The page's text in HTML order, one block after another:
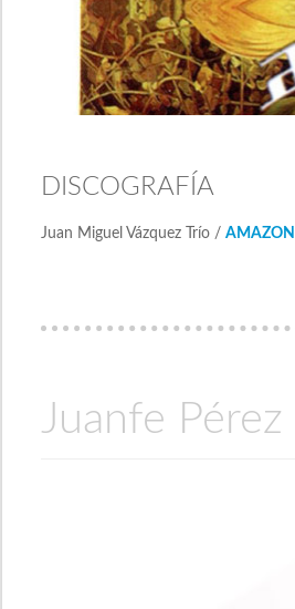
DISCOGRAFÍA
Juan Miguel Vázquez Trío /
Juanfe Pérez